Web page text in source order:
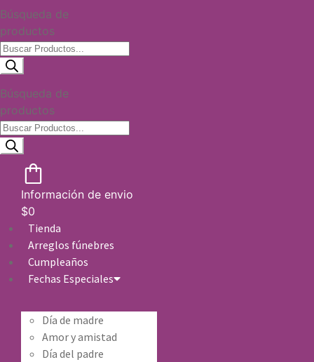
Búsqueda de
productos
Búsqueda de
productos
Información de envio
$0
Tienda
Arreglos fúnebres
Cumpleaños
Fechas Especiales
Día de madre
Amor y amistad
Día del padre